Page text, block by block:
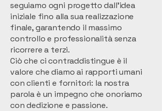
seguiamo ogni progetto dall'idea
iniziale fino alla sua realizzazione
finale, garantendo il massimo
controllo e professionalità senza
ricorrere a terzi.
Ciò che ci contraddistingue è il
valore che diamo ai rapporti umani
con clienti e fornitori: la nostra
parola è un impegno che onoriamo
con dedizione e passione.